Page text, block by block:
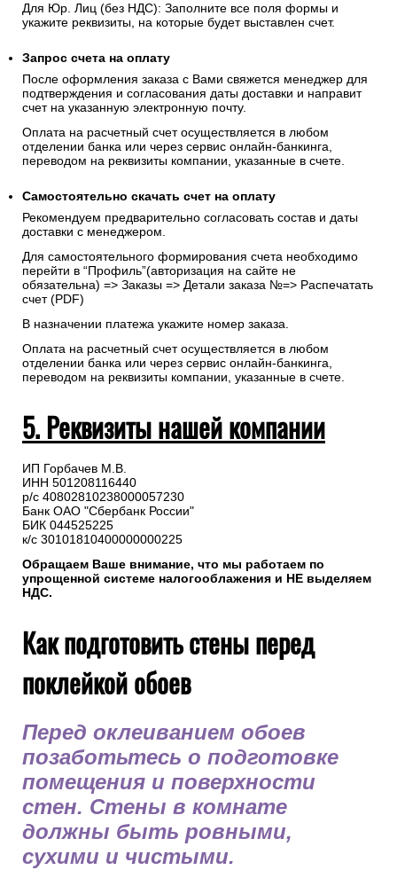
Для Юр. Лиц (без НДС): Заполните все поля формы и
укажите реквизиты, на которые будет выставлен счет.
Запрос счета на оплату
После оформления заказа с Вами свяжется менеджер для
подтверждения и согласования даты доставки и направит
счет на указанную электронную почту.
Оплата на расчетный счет осуществляется в любом
отделении банка или через сервис онлайн-банкинга,
переводом на реквизиты компании, указанные в счете.
Самостоятельно скачать счет на оплату
Рекомендуем предварительно согласовать состав и даты
доставки с менеджером.
Для самостоятельного формирования счета необходимо
перейти в “Профиль”(авторизация на сайте не
обязательна) => Заказы => Детали заказа №=> Распечатать
счет (PDF)
В назначении платежа укажите номер заказа.
Оплата на расчетный счет осуществляется в любом
отделении банка или через сервис онлайн-банкинга,
переводом на реквизиты компании, указанные в счете.
5. Реквизиты нашей компании
ИП Горбачев М.В.
ИНН 501208116440
р/с 40802810238000057230
Банк ОАО "Сбербанк России"
БИК 044525225
к/с 30101810400000000225
Обращаем Ваше внимание, что мы работаем по
упрощенной системе налогооблажения и НЕ выделяем
НДС.
Как подготовить стены перед
поклейкой обоев
Перед оклеиванием обоев
позаботьтесь о подготовке
помещения и поверхности
стен. Стены в комнате
должны быть ровными,
сухими и чистыми.